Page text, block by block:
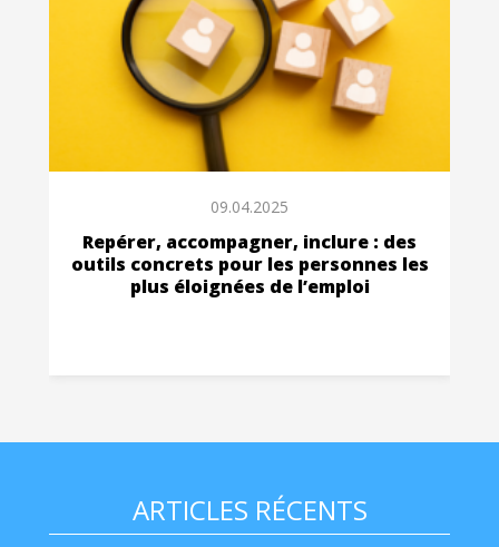
09.04.2025
Repérer, accompagner, inclure : des
outils concrets pour les personnes les
plus éloignées de l’emploi
ARTICLES RÉCENTS